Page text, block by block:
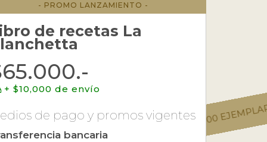
- PROMO LANZAMIENTO -
de recetas La
+ $10,000 de envío
de pago y promos vigentes
bancaria